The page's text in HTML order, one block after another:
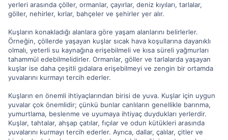
yerleri arasında çöller, ormanlar, çayırlar, deniz kıyıları, tarlalar,
göller, nehirler, kırlar, bahçeler ve şehirler yer alır.
Kuşların konakladığı alanlara göre yaşam alanlarını belirlerler.
Örneğin, çöllerde yaşayan kuşlar sıcak hava koşullarına dayanıklı
olmalı, yeterli su kaynağına erişebilmeli ve kısa süreli yağmurları
tahammül edebilmelidirler. Ormanlar, göller ve tarlalarda yaşayan
kuşlar ise daha çeşitli gıdalara erişebilmeyi ve zengin bir ortamda
yuvalarını kurmayı tercih ederler.
Kuşların en önemli ihtiyaçlarından birisi de yuva. Kuşlar için uygun
yuvalar çok önemlidir; çünkü bunlar canlıların genellikle barınma,
yumurtlama, beslenme ve uyumaya ihtiyaç duydukları yerlerdir.
Kuşlar, tahtalar, ahşap çatılar, fıçılar ve odun kütükleri arasında
yuvalarını kurmayı tercih ederler. Ayrıca, dallar, çalılar, çitler ve